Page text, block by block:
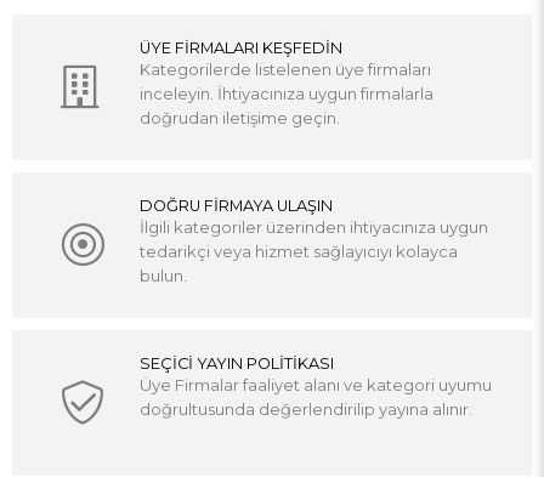
ÜYE FİRMALARI KEŞFEDİN
Kategorilerde listelenen üye firmaları
inceleyin. İhtiyacınıza uygun firmalarla
doğrudan iletişime geçin.
DOĞRU FİRMAYA ULAŞIN
İlgili kategoriler üzerinden ihtiyacınıza uygun
tedarikçi veya hizmet sağlayıcıyı kolayca
bulun.
SEÇİCİ YAYIN POLİTİKASI
Üye Firmalar faaliyet alanı ve kategori uyumu
doğrultusunda değerlendirilip yayına alınır.